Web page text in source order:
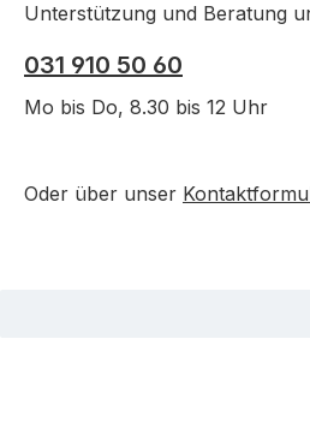
Unterstützung und Beratung
031 910 50 60
Mo bis Do, 8.30 bis 12 Uhr
Oder über unser